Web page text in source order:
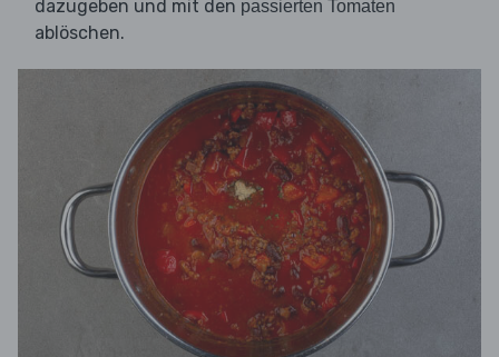
dazugeben und mit den passierten Tomaten
ablöschen.